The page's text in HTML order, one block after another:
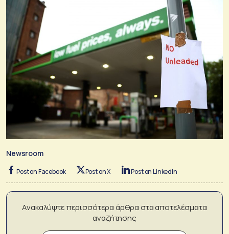
Newsroom
Post on Facebook Post on X Post on LinkedIn
Ανακαλύψτε περισσότερα άρθρα στα αποτελέσματα
αναζήτησης